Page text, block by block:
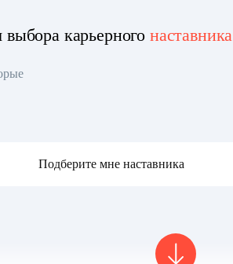
карьерного наставника
Подберите мне наставника